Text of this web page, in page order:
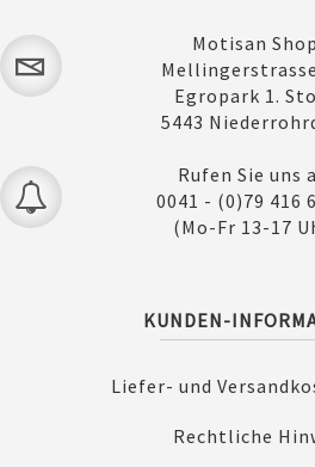
Motisan Shop
Egropark 1.
5443
Rufen Sie uns
0041 - (0)79 416
(Mo-Fr 13-17
KUNDEN-
Liefer- und
Rechtliche